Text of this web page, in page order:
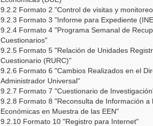
9.2.2 Formato 2 "Control de visitas y
9.2.3 Formato 3 "Informe para Expediente
9.2.4 Formato 4 "Programa Semanal de
Cuestionarios"
9.2.5 Formato 5 "Relación de Unidades
Cuestionario (RURC)"
9.2.6 Formato 6 "Cambios Realizados en el
Administrador Universal"
9.2.7 Formato 7 "Cuestionario de
9.2.8 Formato 8 "Reconsulta de Información a
Económicas en Muestra de las EEN"
9.2.10 Formato 10 "Registro para Internet"